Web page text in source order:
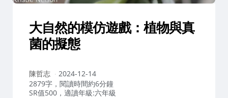
大自然的模仿遊戲：植物與真
菌的擬態
作
者：
陳哲志
2024-12-14
2879字，閱讀時間約6分鐘
SR值500，適讀年級:六年級